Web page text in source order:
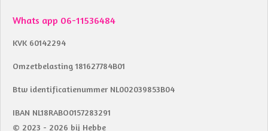
Whats app 06-11536484
KVK 60142294
Omzetbelasting 181627784B01
Btw identificatienummer NL002039853B04
IBAN NL18RABO0157283291
© 2023 - 2026 bij Hebbe